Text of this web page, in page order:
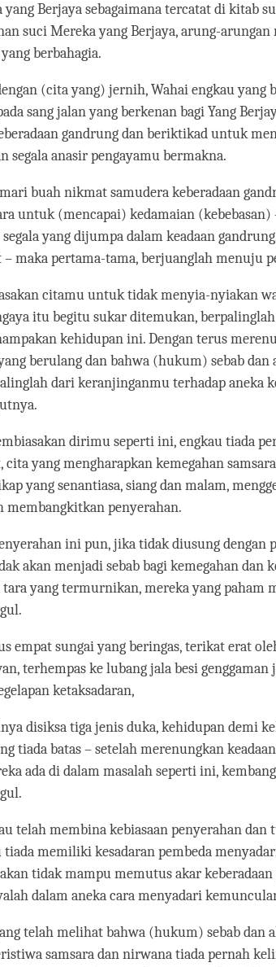
Berjaya sebagaimana tercatat di kitab
suci Mereka yang Berjaya, arung-arungan
berbahagia.
(cita yang) jernih, Wahai engkau yang
sang jalan yang berkenan bagi Yang
gandrung dan beriktikad untuk
segala anasir pengayamu bermakna.
buah nikmat samudera keberadaan
untuk (mencapai) kedamaian (kebebasan)
yang dijumpa dalam keadaan
maka pertama-tama, berjuanglah menuju
citamu untuk tidak menyia-nyiakan
itu begitu sukar ditemukan,
kehidupan ini. Dengan terus
berulang dan bahwa (hukum) sebab
dari keranjinganmu terhadap aneka
dirimu seperti ini, engkau tiada
cita yang mengharapkan kemegahan
yang senantiasa, siang dan malam,
membangkitkan penyerahan.
ini pun, jika tidak diusung dengan
akan menjadi sebab bagi kemegahan dan
yang termurnikan, mereka yang paham
empat sungai yang beringas, terikat erat
terhempas ke lubang jala besi
ketaksadaran,
disiksa tiga jenis duka, kehidupan demi
tiada batas – setelah merenungkan
ada di dalam masalah seperti ini,
telah membina kebiasaan penyerahan
tiada memiliki kesadaran pembeda
tidak mampu memutus akar
dalam aneka cara menyadari
telah melihat bahwa (hukum) sebab dan
samsara dan nirwana tiada pernah